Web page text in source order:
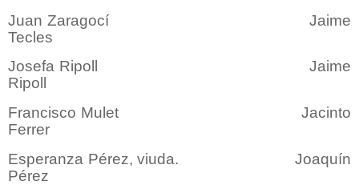
Juan Zaragocí Jaime
Tecles
Josefa Ripoll Jaime
Ripoll
Francisco Mulet Jacinto
Ferrer
Esperanza Pérez, viuda. Joaquín
Pérez